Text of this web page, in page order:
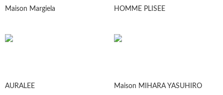
Maison Margiela HOMME PLISEE
AURALEE Maison MIHARA YASUHIRO